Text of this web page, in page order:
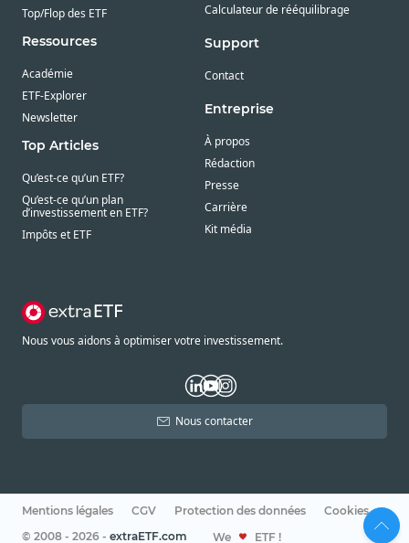
Top/Flop des ETF
Ressources
Académie
ETF-Explorer
Newsletter
Top Articles
Qu’est-ce qu’un ETF?
Qu’est-ce qu’un plan
d’investissement en ETF?
Impôts et ETF
Calculateur de rééquilibrage
Support
Contact
Entreprise
À propos
Rédaction
Presse
Carrière
Kit média
Nous vous aidons à optimiser votre investissement.
Nous contacter
Mentions légales CGV Protection des données
Cookies
© 2008 - 2026 - extraETF.com We ETF !